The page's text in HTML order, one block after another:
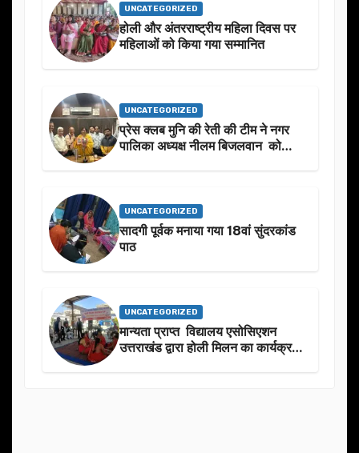
UNCATEGORIZED
होली और अंतरराष्ट्रीय महिला दिवस पर
महिलाओं को किया गया सम्मानित
UNCATEGORIZED
प्रेस क्लब मुनि की रेती की टीम ने नगर
पालिका अध्यक्ष नीलम बिजलवान को
UNCATEGORIZED
सादगी पूर्वक मनाया गया 18वां सुंदरकांड
पाठ
UNCATEGORIZED
मान्यता प्राप्त विद्यालय एसोसिएशन
उत्तराखंड द्वारा होली मिलन का कार्यक्रम